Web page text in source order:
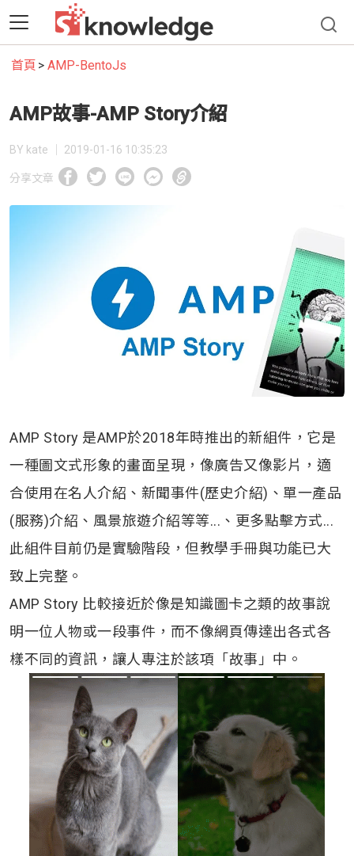
首頁 AMP-BentoJs
AMP故事-AMP Story介紹
BY kate │ 2019-01-16 10:35:23
分享文章
AMP Story 是AMP於2018年時推出的新組件，它是
一種圖文式形象的畫面呈現，像廣告又像影片，適
合使用在名人介紹、新聞事件(歷史介紹)、單一產品
(服務)介紹、風景旅遊介紹等等...、更多點擊方式...
此組件目前仍是實驗階段，但教學手冊與功能已大
致上完整。
AMP Story 比較接近於像是知識圖卡之類的故事說
明一位人物或一段事件，而不像網頁傳達出各式各
樣不同的資訊，讓人專注於該項「故事」中。